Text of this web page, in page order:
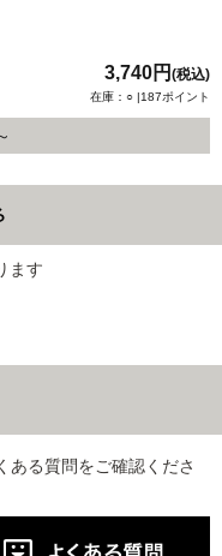
3,740円 (税込)
在庫：○ |187ポイント
ます
ある質問をご確認くださ